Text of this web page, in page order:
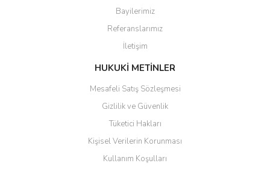
Ürün açıklamasında eksik bilgiler bulunuyor.
Ürün bilgilerinde hatalar bulunuyor.
Ürün fiyatı diğer sitelerden daha pahalı.
Bu ürüne benzer farklı alternatifler olmalı.
Gönder
Bayilerimiz
Referanslarımız
İletişim
HUKUKİ METİNLER
Mesafeli Satış Sözleşmesi
Gizlilik ve Güvenlik
Tüketici Hakları
Kişisel Verilerin Korunması
Kullanım Koşulları